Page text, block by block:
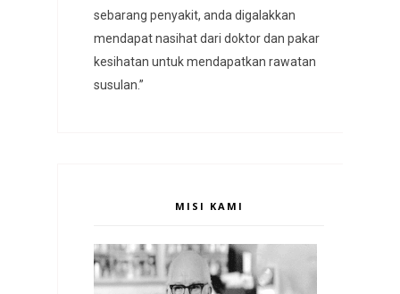
sebarang penyakit, anda digalakkan
mendapat nasihat dari doktor dan pakar
kesihatan untuk mendapatkan rawatan
susulan.”
MISI KAMI